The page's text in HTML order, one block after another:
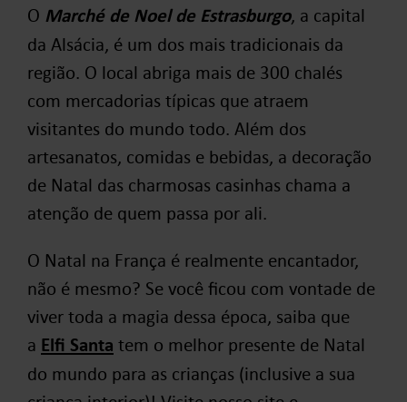
O Marché de Noel de Estrasburgo, a capital
da Alsácia, é um dos mais tradicionais da
região. O local abriga mais de 300 chalés
com mercadorias típicas que atraem
visitantes do mundo todo. Além dos
artesanatos, comidas e bebidas, a decoração
de Natal das charmosas casinhas chama a
atenção de quem passa por ali.
O Natal na França é realmente encantador,
não é mesmo? Se você ficou com vontade de
viver toda a magia dessa época, saiba que
a Elfi Santa tem o melhor presente de Natal
do mundo para as crianças (inclusive a sua